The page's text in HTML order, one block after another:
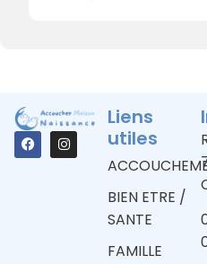
Liens
utiles
BIEN ETRE /
SANTE
FAMILLE